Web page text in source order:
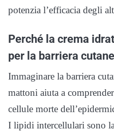
potenzia l’efficacia degli
Perché la crema
per la barriera
Immaginare la barriera
mattoni aiuta a
cellule morte
I lipidi intercellulari sono